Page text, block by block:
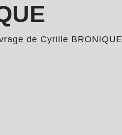
de Cyrille BRONIQUE